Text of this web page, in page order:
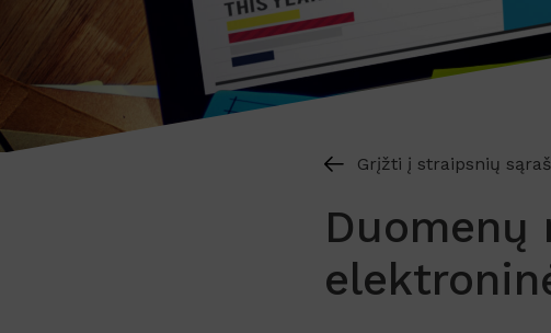
Grįžti į straipsnių
Duomenų